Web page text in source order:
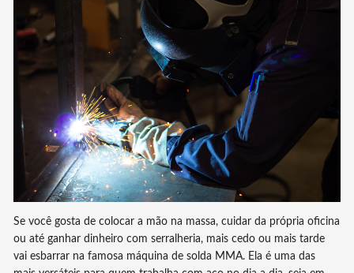
Se você gosta de colocar a mão na massa, cuidar da própria oficina
ou até ganhar dinheiro com serralheria, mais cedo ou mais tarde
vai esbarrar na famosa máquina de solda MMA. Ela é uma das